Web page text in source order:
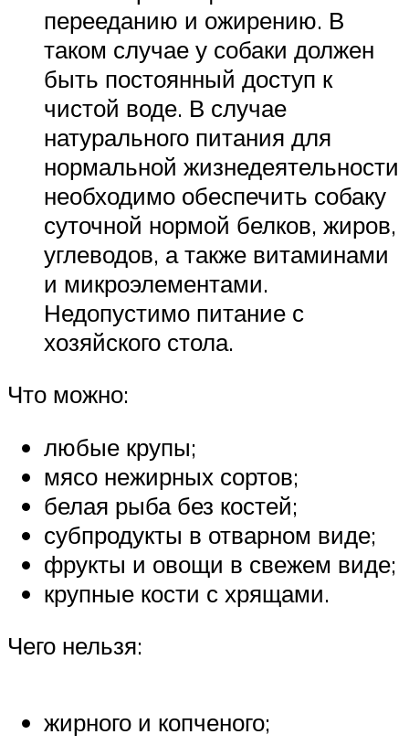
перееданию и ожирению. В
таком случае у собаки должен
быть постоянный доступ к
чистой воде. В случае
натурального питания для
нормальной жизнедеятельности
необходимо обеспечить собаку
суточной нормой белков, жиров,
углеводов, а также витаминами
и микроэлементами.
Недопустимо питание с
хозяйского стола.
Что можно:
любые крупы;
мясо нежирных сортов;
белая рыба без костей;
субпродукты в отварном виде;
фрукты и овощи в свежем виде;
крупные кости с хрящами.
Чего нельзя:
жирного и копченого;